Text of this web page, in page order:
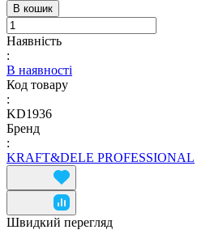
В кошик
Наявність
:
В наявності
Код товару
:
KD1936
Бренд
:
KRAFT&DELE PROFESSIONAL
Швидкий перегляд